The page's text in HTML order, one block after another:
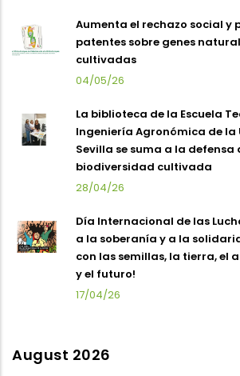
Aumenta el rechazo social y
patentes sobre genes
cultivadas
04/05/26
La biblioteca de la Escuela
Ingeniería Agronómica de la
Sevilla se suma a la defensa
biodiversidad cultivada
28/04/26
Día Internacional de las
a la soberanía y a la
con las semillas, la tierra, el
y el futuro!
17/04/26
August 2026